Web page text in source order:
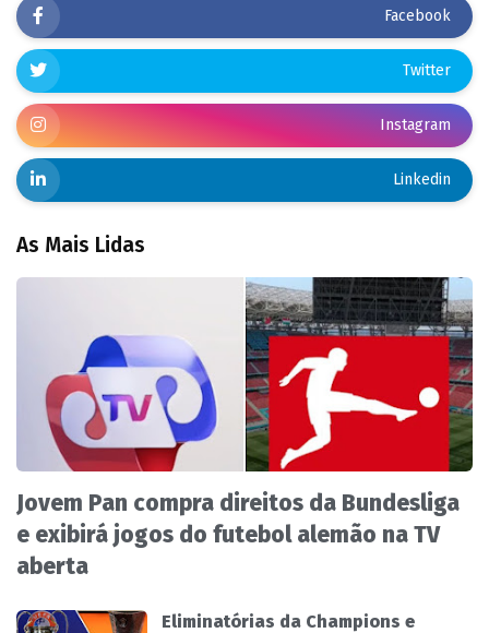
Facebook
Twitter
Instagram
Linkedin
As Mais Lidas
Jovem Pan compra direitos da Bundesliga
e exibirá jogos do futebol alemão na TV
aberta
Eliminatórias da Champions e